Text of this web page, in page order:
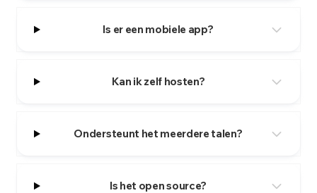
Is er een mobiele app?
Kan ik zelf hosten?
Ondersteunt het meerdere talen?
Is het open source?